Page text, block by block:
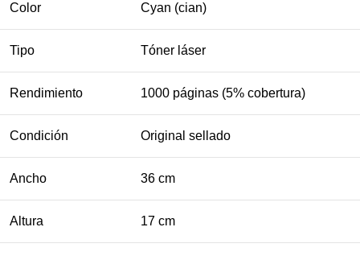
Color Cyan (cian)
Tipo Tóner láser
Rendimiento 1000 páginas (5% cobertura)
Condición Original sellado
Ancho 36 cm
Altura 17 cm